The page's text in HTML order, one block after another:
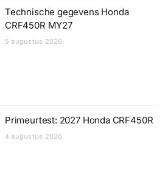
Technische gegevens Honda
CRF450R MY27
5 augustus 2026
Primeurtest: 2027 Honda CRF450R
4 augustus 2026